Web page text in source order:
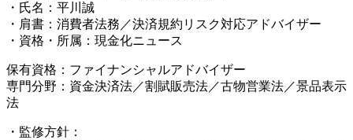
・氏名：平川誠
・肩書：消費者法務／決済規約リスク対応アドバイザー
・資格・所属：現金化ニュース
保有資格：ファイナンシャルアドバイザー
専門分野：資金決済法／割賦販売法／古物営業法／景品表示
法
・監修方針：